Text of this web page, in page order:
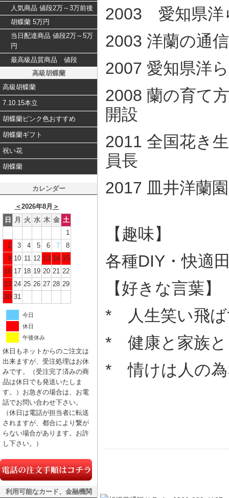
人気商品 値段2万～3万前後
胡蝶蘭 5万円
当日配達商品 値段2万～5万
円
最高級品質商品 値段
高級胡蝶蘭
高級胡蝶蘭
7.10.15本立
胡蝶蘭ピンク色おすすめ
胡蝶蘭ギフト
祝い花
胡蝶蘭
カレンダー
＜2026年8月 ＞
日
月 火 水 木 金 土
1
2
3 4 5 6 7
8
9 10 11 12 13 14 15
16 17 18 19 20 21 22
23 24 25 26 27 28 29
30 31
今日
休日
午後休み
休日もネットからのご注文は
出来ますが、受注処理はお休
みです。（受注完了済みの商
品は休日でも発送いたしま
す。）お急ぎの場合は、お電
話でお問い合わせ下さい。
（休日は電話が担当者に転送
されますが、都合により繋が
らない場合があります。お許
し下さい。）
利用可能なカード、金融機関
2003 愛知県洋
2003 洋蘭の通
2007 愛知県洋
2008 蘭の育て
開設
2011 全国花き
員長
2017 皿井洋
【趣味】
各種DIY・快適
【好きな言葉】
* 人生笑い飛
* 健康と家族と
* 情けは人の為